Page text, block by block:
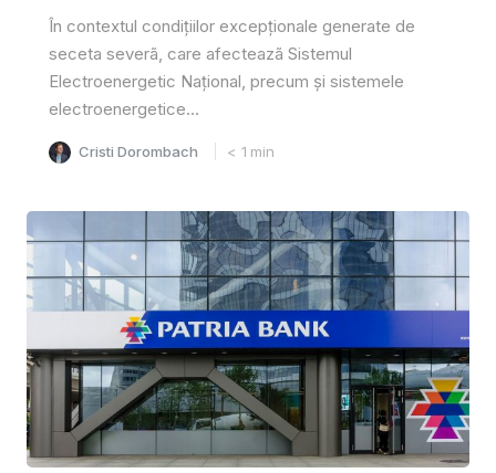
În contextul condițiilor excepționale generate de
seceta severã, care afecteazã Sistemul
Electroenergetic Național, precum și sistemele
electroenergetice...
Cristi Dorombach < 1 min